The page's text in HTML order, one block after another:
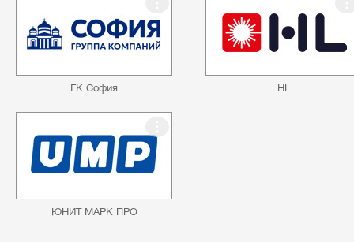
ГК София HL
ЮНИТ МАРК ПРО